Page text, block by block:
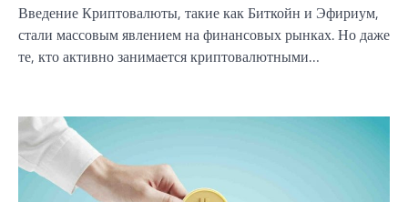
Введение Криптовалюты, такие как Биткойн и Эфириум,
стали массовым явлением на финансовых рынках. Но даже
те, кто активно занимается криптовалютными…